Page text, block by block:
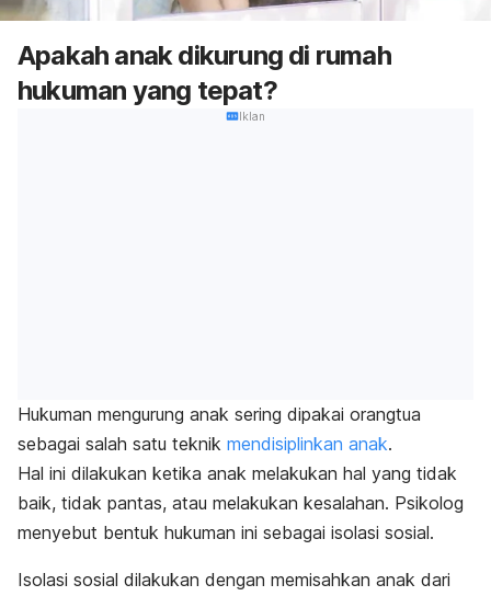
Apakah anak dikurung di rumah
hukuman yang tepat?
Iklan
Hukuman mengurung anak sering dipakai orangtua
sebagai salah satu teknik mendisiplinkan anak.
Hal ini dilakukan ketika anak melakukan hal yang tidak
baik, tidak pantas, atau melakukan kesalahan. Psikolog
menyebut bentuk hukuman ini sebagai isolasi sosial.
Isolasi sosial dilakukan dengan memisahkan anak dari